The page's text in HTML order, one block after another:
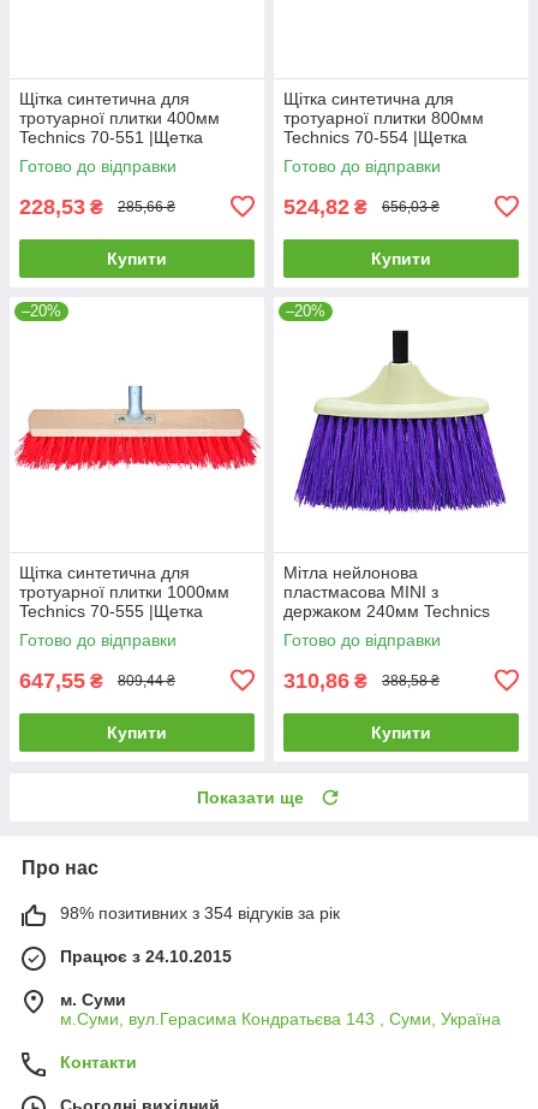
Щітка синтетична для
тротуарної плитки 400мм
Technics 70-551 |Щетка
синтетическая для
тротуарной плитки 400мм
Готово до відправки
228,53 ₴ 285,66 ₴
Купити
Щітка синтетична для
тротуарної плитки 800мм
Technics 70-554 |Щетка
синтетическая для
тротуарной плитки 800мм
Готово до відправки
524,82 ₴ 656,03 ₴
Купити
–20%
Щітка синтетична для
тротуарної плитки 1000мм
Technics 70-555 |Щетка
синтетическая для
тротуарной плитки 1000мм
Готово до відправки
647,55 ₴ 809,44 ₴
Купити
–20%
Мітла нейлонова
пластмасова MINI з
держаком 240мм Technics
70-565 |Метла нейлоновая
пластиковая MINI с черенком
Готово до відправки
310,86 ₴ 388,58 ₴
Купити
Показати ще
Про нас
98% позитивних з 354 відгуків за рік
Працює з 24.10.2015
м. Суми
м.Суми, вул.Герасима Кондратьєва 143 , Суми, Україна
Контакти